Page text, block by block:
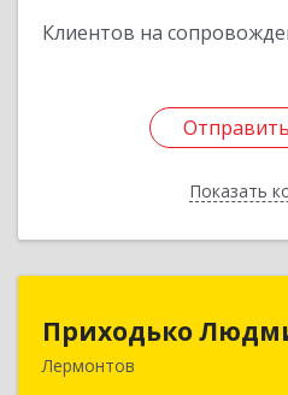
Клиентов на
Показать
Приходько
Лермонтов
357341, Лермонтов